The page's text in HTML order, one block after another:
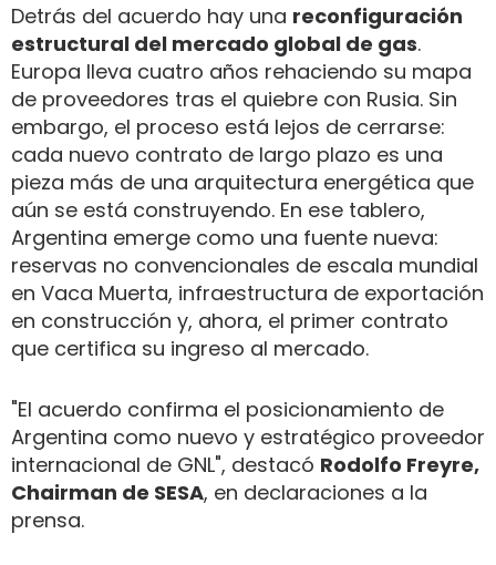
Detrás del acuerdo hay una reconfiguración
estructural del mercado global de gas.
Europa lleva cuatro años rehaciendo su mapa
de proveedores tras el quiebre con Rusia. Sin
embargo, el proceso está lejos de cerrarse:
cada nuevo contrato de largo plazo es una
pieza más de una arquitectura energética que
aún se está construyendo. En ese tablero,
Argentina emerge como una fuente nueva:
reservas no convencionales de escala mundial
en Vaca Muerta, infraestructura de exportación
en construcción y, ahora, el primer contrato
que certifica su ingreso al mercado.
"El acuerdo confirma el posicionamiento de
Argentina como nuevo y estratégico proveedor
internacional de GNL", destacó Rodolfo Freyre,
Chairman de SESA, en declaraciones a la
prensa.